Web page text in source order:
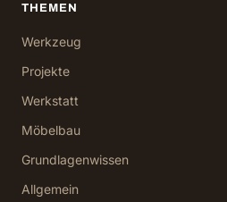
THEMEN
Werkzeug
Projekte
Werkstatt
Möbelbau
Grundlagenwissen
Allgemein